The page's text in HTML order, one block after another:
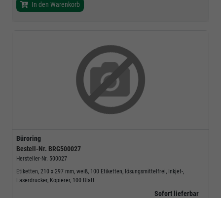
In den Warenkorb
Büroring
Bestell-Nr. BRG500027
Hersteller-Nr. 500027
Etiketten, 210 x 297 mm, weiß, 100 Etiketten, lösungsmittelfrei, Inkjet-,
Laserdrucker, Kopierer, 100 Blatt
Sofort lieferbar